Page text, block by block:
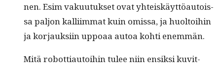
nen. Esim vaku­u­tuk­set ovat yhteiskäyt­töau­tois­
sa paljon kalli­im­mat kuin omis­sa, ja huoltoi­hin
ja kor­jauk­si­in uppoaa autoa kohti enemmän.
Mitä robot­ti­au­toi­hin tulee niin ensik­si kuvit­